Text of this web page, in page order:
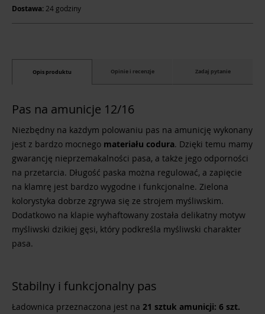
Dostawa: 24 godziny
Opis produktu Opinie i recenzje Zadaj pytanie
Pas na amunicje 12/16
Niezbędny na każdym polowaniu pas na amunicję wykonany
jest z bardzo mocnego materiału codura. Dzięki temu mamy
gwarancję nieprzemakalności pasa, a także jego odporności
na przetarcia. Długość paska można regulować, a zapięcie
na klamrę jest bardzo wygodne i funkcjonalne. Zielona
kolorystyka dobrze zgrywa się ze strojem myśliwskim.
Dodatkowo na klapie wyhaftowany została delikatny motyw
myśliwski dzikiej gęsi, który podkreśla myśliwski charakter
pasa.
Stabilny i funkcjonalny pas
Ładownica przeznaczona jest na 21 sztuk amunicji: 6 szt.